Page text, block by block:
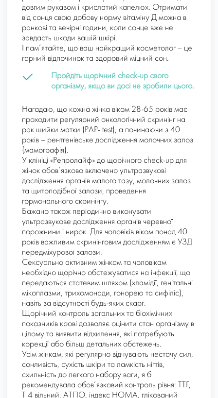
довгим рукавом і крислатий капелюх. Отримати
від сонця свою добову норму вітаміну Д можна в
ранкові та вечірні години, коли сонце вже не
завдасть шкоди вашій шкірі.
І пам’ятайте, що ваш найкращий косметолог – це
гарний відпочинок та здоровий міцний сон.
Пройдіть щорічний check-up свого
організму, якщо ви досі не зробили цього.
Нагадаю, що кожна жінка віком 28-65 років має
проходити регулярний онкологічний скринінг на
рак шийки матки (PAP- test), а починаючи з 40
років – рентгенівське дослідження молочних залоз
(мамографія).
У клініці «Репролайф» до щорічного check-up для
жінок обов’язково включено ультразвукові
дослідження органів малого тазу, молочних залоз
та щитоподібної залози, проведення
гормонального скринінгу.
Бажано також періодично виконувати
ультразвукове дослідження органів черевної
порожнини і нирок. Для чоловіків віком понад 40
років важливим скринінговим дослідженням є УЗД
передміхурової залози.
Сексуально активним жінкам та чоловікам
необхідно щорічно обстежуватися на інфекції, що
передаються статевим шляхом (хламідії, генітальні
мікоплазми, трихомонади, гонорею та сифіліс),
навіть за відсутності будь-яких скарг.
Щорічний контроль загальних та біохімічних
показників крові дозволяє оцінити стан організму в
цілому та виявити відхилення, які потребують
корекції або більш детальних обстежень.
Усім жінкам, які регулярно відчувають нестачу сил,
сонливість, сухість шкіри та ламкість нігтів,
схильність до легкого набору ваги, я б
рекомендувала обов’язковий контроль рівня: ТТГ,
Т 4 вільний, АТПО, індекс НОМА, глікований